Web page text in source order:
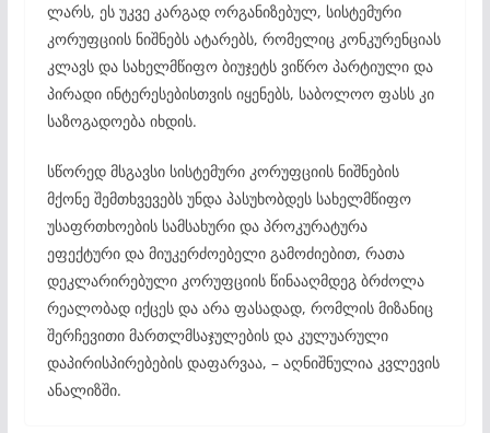
ლარს, ეს უკვე კარგად ორგანიზებულ, სისტემური
კორუფციის ნიშნებს ატარებს, რომელიც კონკურენციას
კლავს და სახელმწიფო ბიუჯეტს ვიწრო პარტიული და
პირადი ინტერესებისთვის იყენებს, საბოლოო ფასს კი
საზოგადოება იხდის.
სწორედ მსგავსი სისტემური კორუფციის ნიშნების
მქონე შემთხვევებს უნდა პასუხობდეს სახელმწიფო
უსაფრთხოების სამსახური და პროკურატურა
ეფექტური და მიუკერძოებელი გამოძიებით, რათა
დეკლარირებული კორუფციის წინააღმდეგ ბრძოლა
რეალობად იქცეს და არა ფასადად, რომლის მიზანიც
შერჩევითი მართლმსაჯულების და კულუარული
დაპირისპირებების დაფარვაა, – აღნიშნულია კვლევის
ანალიზში.